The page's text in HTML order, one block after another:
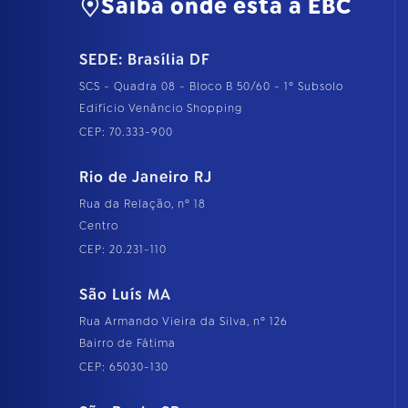
Saiba onde está a EBC
SEDE: Brasília DF
SCS - Quadra 08 - Bloco B 50/60 - 1º Subsolo
Edifício Venâncio Shopping
CEP: 70.333-900
Rio de Janeiro RJ
Rua da Relação, nº 18
Centro
CEP: 20.231-110
São Luís MA
Rua Armando Vieira da Silva, nº 126
Bairro de Fátima
CEP: 65030-130